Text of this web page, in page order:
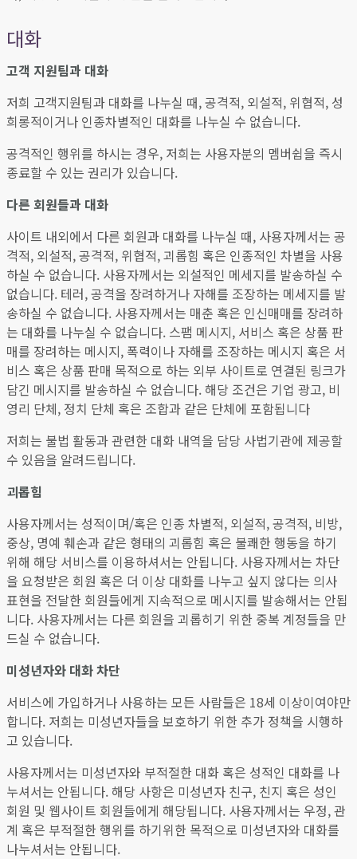
대화
고객 지원팀과 대화
저희 고객지원팀과 대화를 나누실 때, 공격적, 외설적, 위협적, 성
희롱적이거나 인종차별적인 대화를 나누실 수 없습니다.
공격적인 행위를 하시는 경우, 저희는 사용자분의 멤버쉽을 즉시
종료할 수 있는 권리가 있습니다.
다른 회원들과 대화
사이트 내외에서 다른 회원과 대화를 나누실 때, 사용자께서는 공
격적, 외설적, 공격적, 위협적, 괴롭힘 혹은 인종적인 차별을 사용
하실 수 없습니다. 사용자께서는 외설적인 메세지를 발송하실 수
없습니다. 테러, 공격을 장려하거나 자해를 조장하는 메세지를 발
송하실 수 없습니다. 사용자께서는 매춘 혹은 인신매매를 장려하
는 대화를 나누실 수 없습니다. 스팸 메시지, 서비스 혹은 상품 판
매를 장려하는 메시지, 폭력이나 자해를 조장하는 메시지 혹은 서
비스 혹은 상품 판매 목적으로 하는 외부 사이트로 연결된 링크가
담긴 메시지를 발송하실 수 없습니다. 해당 조건은 기업 광고, 비
영리 단체, 정치 단체 혹은 조합과 같은 단체에 포함됩니다
저희는 불법 활동과 관련한 대화 내역을 담당 사법기관에 제공할
수 있음을 알려드립니다.
괴롭힘
사용자께서는 성적이며/혹은 인종 차별적, 외설적, 공격적, 비방,
중상, 명예 훼손과 같은 형태의 괴롭힘 혹은 불쾌한 행동을 하기
위해 해당 서비스를 이용하셔서는 안됩니다. 사용자께서는 차단
을 요청받은 회원 혹은 더 이상 대화를 나누고 싶지 않다는 의사
표현을 전달한 회원들에게 지속적으로 메시지를 발송해서는 안됩
니다. 사용자께서는 다른 회원을 괴롭히기 위한 중복 계정들을 만
드실 수 없습니다.
미성년자와 대화 차단
서비스에 가입하거나 사용하는 모든 사람들은 18세 이상이여야만
합니다. 저희는 미성년자들을 보호하기 위한 추가 정책을 시행하
고 있습니다.
사용자께서는 미성년자와 부적절한 대화 혹은 성적인 대화를 나
누셔서는 안됩니다. 해당 사항은 미성년자 친구, 친지 혹은 성인
회원 및 웹사이트 회원들에게 해당됩니다. 사용자께서는 우정, 관
계 혹은 부적절한 행위를 하기위한 목적으로 미성년자와 대화를
나누셔서는 안됩니다.